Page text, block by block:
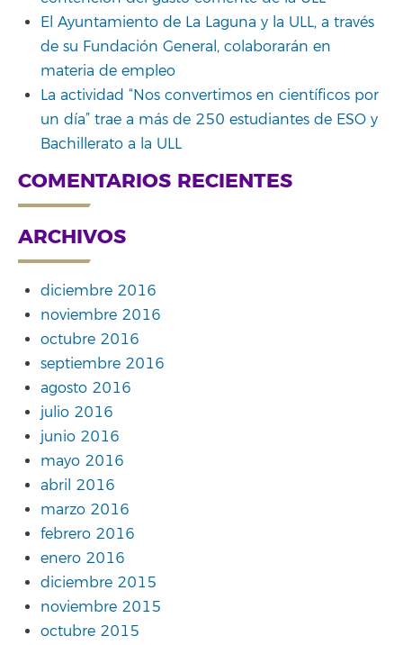
El Ayuntamiento de La Laguna y la ULL, a través
de su Fundación General, colaborarán en
materia de empleo
La actividad “Nos convertimos en científicos por
un día” trae a más de 250 estudiantes de ESO y
Bachillerato a la ULL
COMENTARIOS RECIENTES
ARCHIVOS
diciembre 2016
noviembre 2016
octubre 2016
septiembre 2016
agosto 2016
julio 2016
junio 2016
mayo 2016
abril 2016
marzo 2016
febrero 2016
enero 2016
diciembre 2015
noviembre 2015
octubre 2015